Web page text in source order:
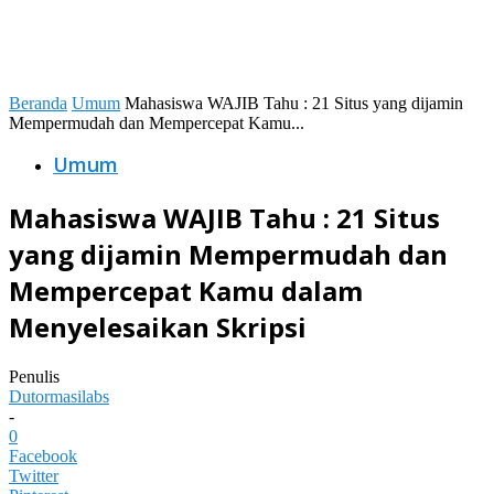
Beranda Umum Mahasiswa WAJIB Tahu : 21 Situs yang dijamin
Mempermudah dan Mempercepat Kamu...
Umum
Mahasiswa WAJIB Tahu : 21 Situs
yang dijamin Mempermudah dan
Mempercepat Kamu dalam
Menyelesaikan Skripsi
Penulis
Dutormasilabs
-
0
Facebook
Twitter